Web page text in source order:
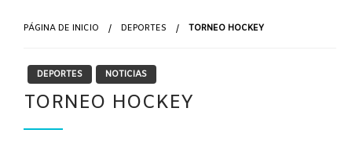
PÁGINA DE INICIO DEPORTES TORNEO HOCKEY
DEPORTES NOTICIAS
TORNEO HOCKEY